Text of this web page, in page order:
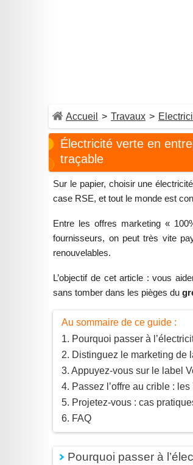
Accueil > Travaux >
Électricité verte en
traçable
Sur le papier, choisir une
case RSE, et tout le monde est
Entre les offres marketing «
fournisseurs, on peut très vite
renouvelables.
L’objectif de cet article : vous
sans tomber dans les pièges du
Au sommaire de ce guide :
Pourquoi passer à
Distinguez le marketing de
Appuyez-vous sur le label
Passez l’offre au crible :
Projetez-vous : cas
FAQ
Pourquoi passer à